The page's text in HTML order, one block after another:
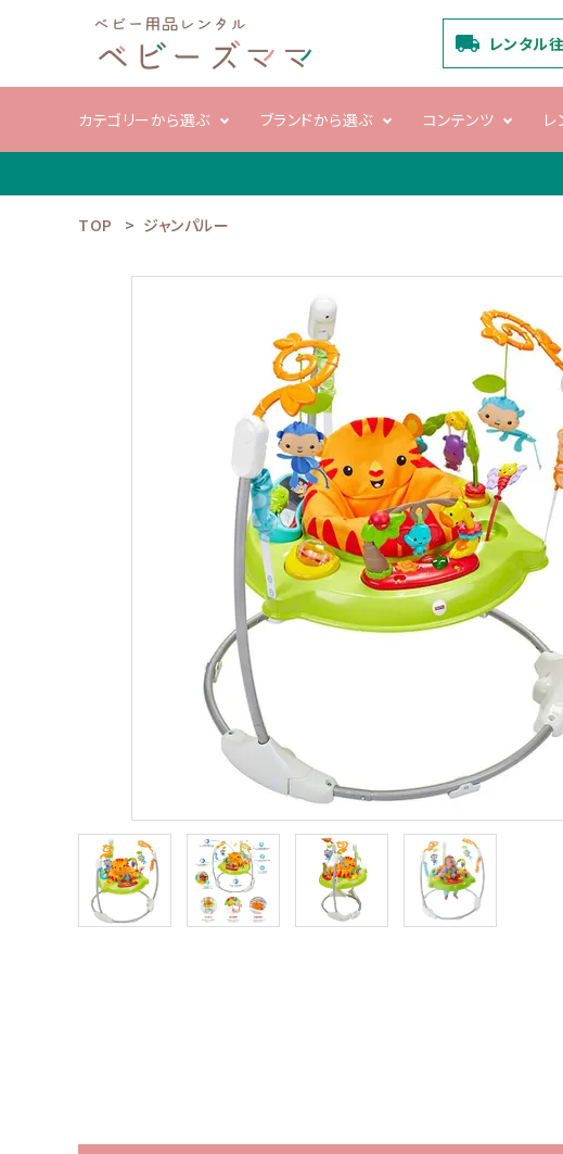
local_shipping レンタル
カテゴリーから選ぶ
チェア
ブランドから選ぶ コンテンツ
新規会員登録
TOP ジャンパルー